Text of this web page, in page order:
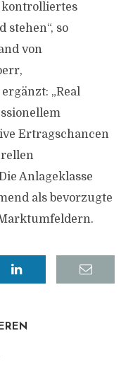
kontrolliertes
stehen“, so
von
„Real
Ertragschancen
Anlageklasse
als bevorzugte